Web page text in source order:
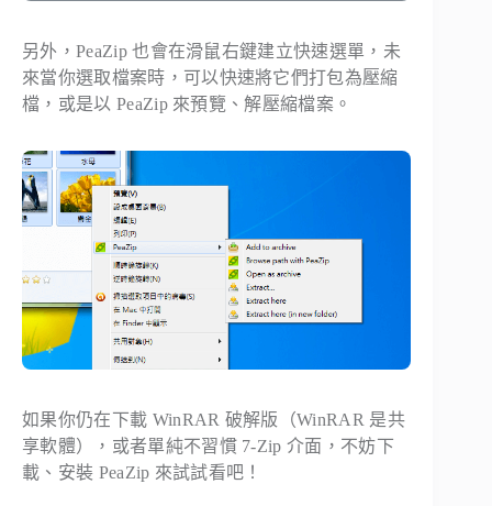
另外，PeaZip 也會在滑鼠右鍵建立快速選單，未
來當你選取檔案時，可以快速將它們打包為壓縮
檔，或是以 PeaZip 來預覽、解壓縮檔案。
如果你仍在下載 WinRAR 破解版（WinRAR 是共
享軟體），或者單純不習慣 7-Zip 介面，不妨下
載、安裝 PeaZip 來試試看吧！